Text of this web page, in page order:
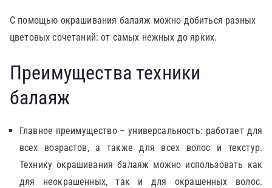
С помощью окрашивания балаяж можно добиться разных
цветовых сочетаний: от самых нежных до ярких.
Преимущества техники
балаяж
Главное преимущество – универсальность: работает для
всех возрастов, а также для всех волос и текстур.
Технику окрашивания балаяж можно использовать как
для неокрашенных, так и для окрашенных волос.